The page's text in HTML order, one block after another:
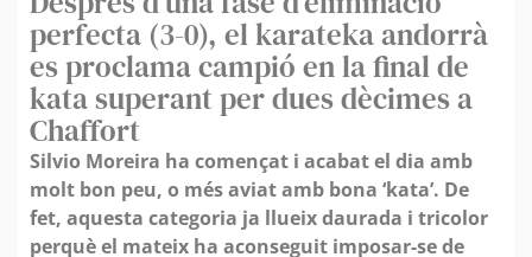
perfecta (3-0), el karateka andorrà
es proclama campió en la final de
kata superant per dues dècimes a
Chaffort
Silvio Moreira ha començat i acabat el dia amb
molt bon peu, o més aviat amb bona ‘kata’. De
fet, aquesta categoria ja llueix daurada i tricolor
perquè el mateix ha aconseguit imposar-se de